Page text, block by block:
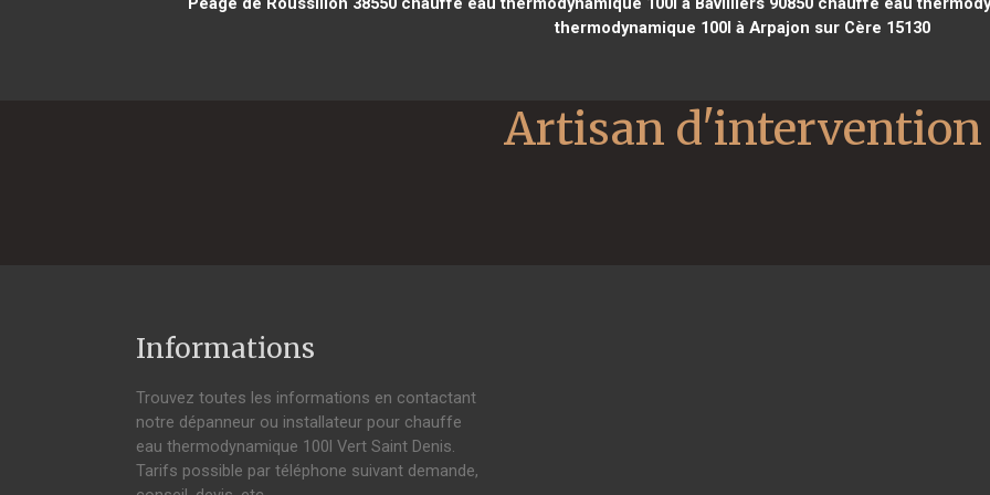
thermodynamique 100l à Arpajon sur Cère 15130
Informations
Trouvez toutes les informations en contactant
notre dépanneur ou installateur pour chauffe
eau thermodynamique 100l Vert Saint Denis.
Tarifs possible par téléphone suivant demande,
Artisan d'intervention